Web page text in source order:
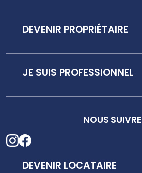
DEVENIR LOCATAIRE
DEVENIR PROPRIÉTAIRE
JE SUIS PROFESSIONNEL
NOUS SUIVRE